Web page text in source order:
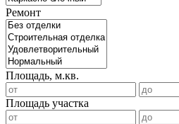
Ремонт
Площадь, м.кв.
Площадь участка